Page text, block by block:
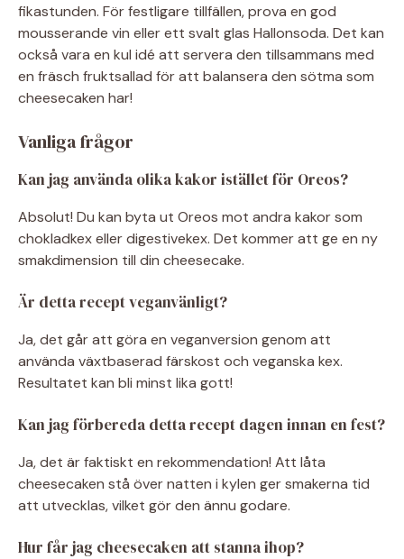
fikastunden. För festligare tillfällen, prova en god
mousserande vin eller ett svalt glas Hallonsoda. Det kan
också vara en kul idé att servera den tillsammans med
en fräsch fruktsallad för att balansera den sötma som
cheesecaken har!
Vanliga frågor
Kan jag använda olika kakor istället för Oreos?
Absolut! Du kan byta ut Oreos mot andra kakor som
chokladkex eller digestivekex. Det kommer att ge en ny
smakdimension till din cheesecake.
Är detta recept veganvänligt?
Ja, det går att göra en veganversion genom att
använda växtbaserad färskost och veganska kex.
Resultatet kan bli minst lika gott!
Kan jag förbereda detta recept dagen innan en fest?
Ja, det är faktiskt en rekommendation! Att låta
cheesecaken stå över natten i kylen ger smakerna tid
att utvecklas, vilket gör den ännu godare.
Hur får jag cheesecaken att stanna ihop?